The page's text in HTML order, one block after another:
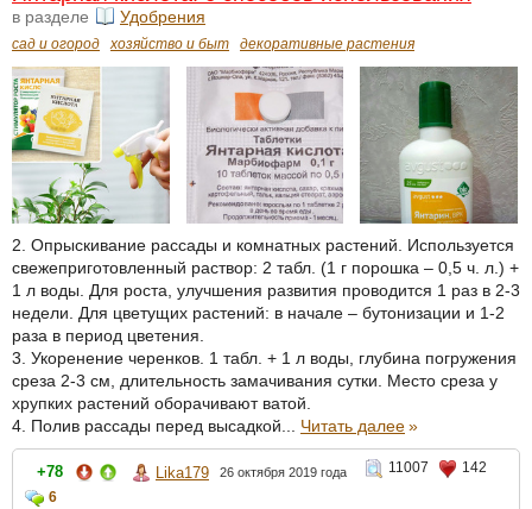
в разделе Удобрения
сад и огород хозяйство и быт декоративные растения
2. Опрыскивание рассады и комнатных растений. Используется
свежеприготовленный раствор: 2 табл. (1 г порошка – 0,5 ч. л.) +
1 л воды. Для роста, улучшения развития проводится 1 раз в 2-3
недели. Для цветущих растений: в начале – бутонизации и 1-2
раза в период цветения.
3. Укоренение черенков. 1 табл. + 1 л воды, глубина погружения
среза 2-3 см, длительность замачивания сутки. Место среза у
хрупких растений оборачивают ватой.
4. Полив рассады перед высадкой... Читать далее»
+78 Lika179 26 октября 2019 года 11007
142
6